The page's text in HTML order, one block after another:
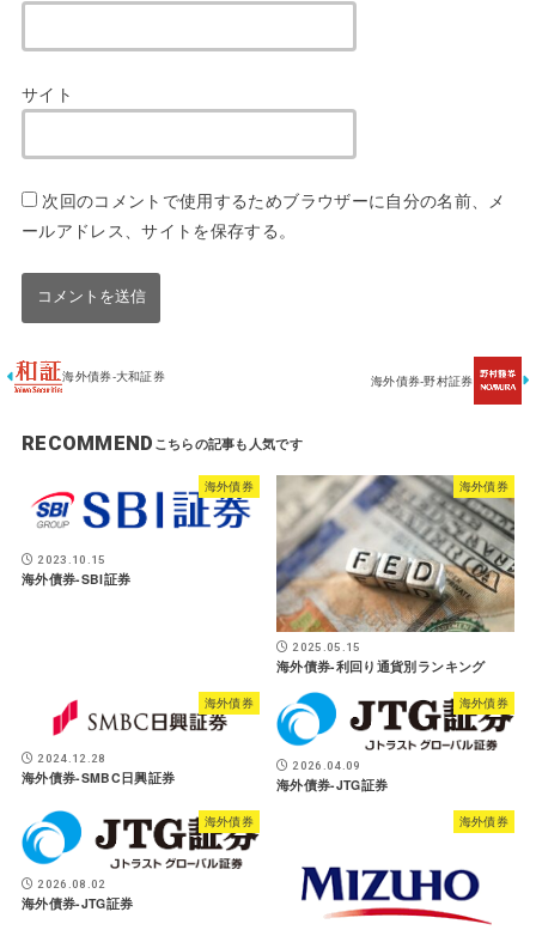
サイト
次回のコメントで使用するためブラウザーに自分の名前、メ
ールアドレス、サイトを保存する。
海外債券-大和証券 海外債券-野村証券
RECOMMEND
海外債券
2023.10.15
海外債券-SBI証券
海外債券
2025.05.15
海外債券-利回り通貨別ランキング
海外債券
2024.12.28
海外債券-SMBC日興証券
海外債券
2026.04.09
海外債券-JTG証券
海外債券
2026.08.02
海外債券-JTG証券
海外債券